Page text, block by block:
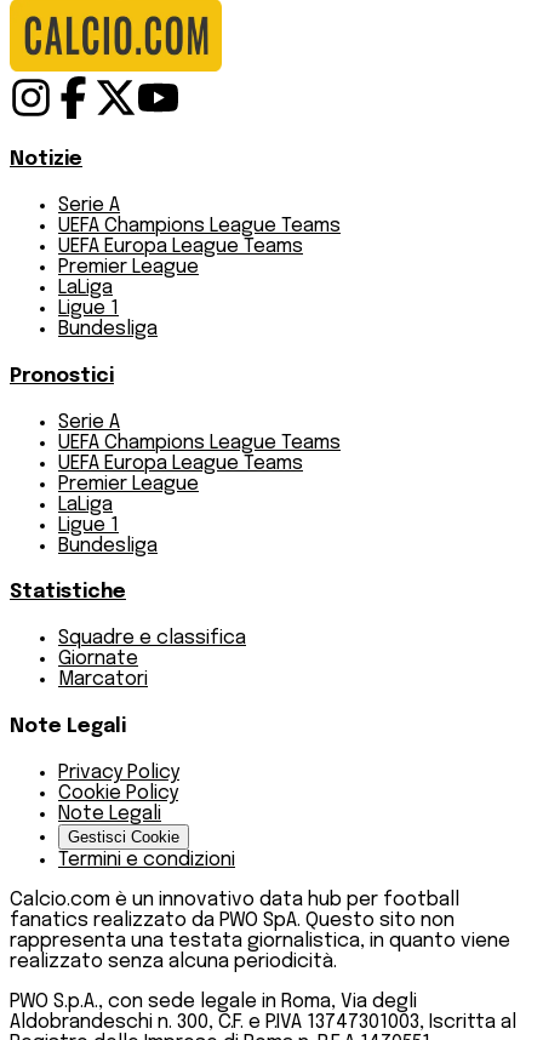
Notizie
Serie A
UEFA Champions League Teams
UEFA Europa League Teams
Premier League
LaLiga
Ligue 1
Bundesliga
Pronostici
Serie A
UEFA Champions League Teams
UEFA Europa League Teams
Premier League
LaLiga
Ligue 1
Bundesliga
Statistiche
Squadre e classifica
Giornate
Marcatori
Note Legali
Privacy Policy
Cookie Policy
Note Legali
Gestisci Cookie
Termini e condizioni
Calcio.com è un innovativo data hub per football
fanatics realizzato da PWO SpA. Questo sito non
rappresenta una testata giornalistica, in quanto viene
realizzato senza alcuna periodicità.
PWO S.p.A., con sede legale in Roma, Via degli
Aldobrandeschi n. 300, C.F. e P.IVA 13747301003, Iscritta al